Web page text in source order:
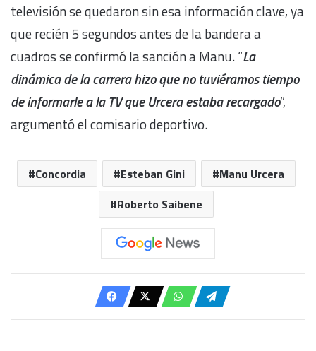
televisión se quedaron sin esa información clave, ya
que recién 5 segundos antes de la bandera a
cuadros se confirmó la sanción a Manu. “La
dinámica de la carrera hizo que no tuviéramos tiempo
de informarle a la TV que Urcera estaba recargado”,
argumentó el comisario deportivo.
Concordia Esteban Gini
Manu Urcera
Roberto Saibene